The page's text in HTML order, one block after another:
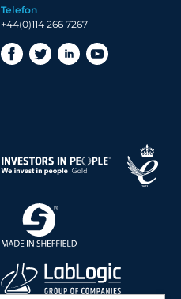
Telefon
+44(0)114 266 7267